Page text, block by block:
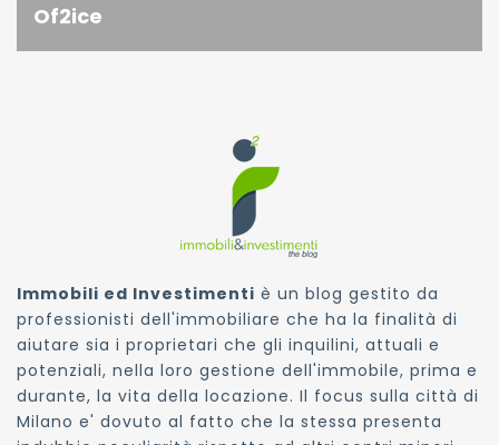
Of2ice
Immobili ed Investimenti è un blog gestito da
professionisti dell'immobiliare che ha la finalità di
aiutare sia i proprietari che gli inquilini, attuali e
potenziali, nella loro gestione dell'immobile, prima e
durante, la vita della locazione. Il focus sulla città di
Milano e' dovuto al fatto che la stessa presenta